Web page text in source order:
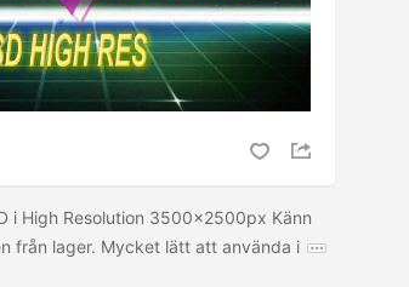
i High Resolution 3500x2500px Känn
från lager. Mycket lätt att använda i